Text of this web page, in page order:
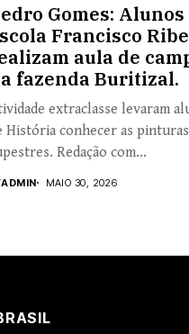
Gomes: Alunos
Francisco
aula de
fazenda Buritizal.
extraclasse levaram
História conhecer as pinturas
Redação com...
ADMIN MAIO 30, 2026